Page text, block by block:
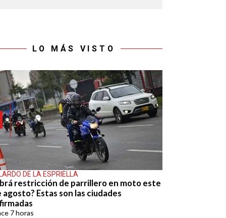
LO MÁS VISTO
DE LA ESPRIELLA
restricción de parrillero en moto este
agosto? Estas son las ciudades
7 horas